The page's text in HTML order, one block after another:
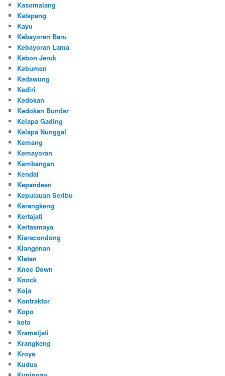
Kasomalang
Katapang
Kayu
Kebayoran Baru
Kebayoran Lama
Kebon Jeruk
Kebumen
Kedawung
Kediri
Kedokan
Kedokan Bunder
Kelapa Gading
Kelapa Nunggal
Kemang
Kemayoran
Kembangan
Kendal
Kepandean
Kepulauan Seribu
Kerangkeng
Kertajati
Kertasmaya
Kiaracondong
Klangenan
Klaten
Knoc Down
Knock
Koja
Kontraktor
Kopo
kota
Kramatjati
Krangkeng
Kroya
Kudus